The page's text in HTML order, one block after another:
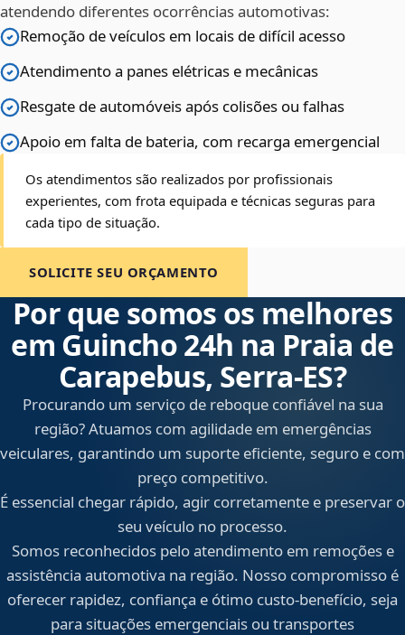
atendendo diferentes ocorrências automotivas:
Remoção de veículos em locais de difícil acesso
Atendimento a panes elétricas e mecânicas
Resgate de automóveis após colisões ou falhas
Apoio em falta de bateria, com recarga emergencial
Os atendimentos são realizados por profissionais
experientes, com frota equipada e técnicas seguras para
cada tipo de situação.
SOLICITE SEU ORÇAMENTO
Por que somos os melhores
em Guincho 24h na Praia de
Carapebus, Serra‑ES?
Procurando um serviço de reboque confiável na sua
região? Atuamos com agilidade em emergências
veiculares, garantindo um suporte eficiente, seguro e com
preço competitivo.
É essencial chegar rápido, agir corretamente e preservar o
seu veículo no processo.
Somos reconhecidos pelo atendimento em remoções e
assistência automotiva na região. Nosso compromisso é
oferecer rapidez, confiança e ótimo custo-benefício, seja
para situações emergenciais ou transportes